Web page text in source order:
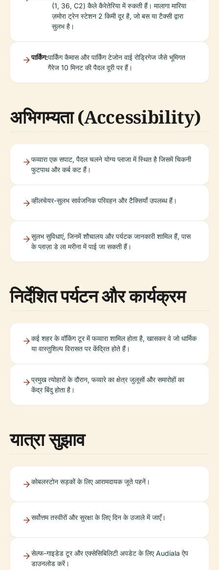
(1, 36, C2) कैले कैरेतेरिया में रुकती हैं। मालागा मारिया
ज़मोरा ट्रेन स्टेशन 2 किमी दूर है, जो बस या टैक्सी द्वारा
सुलभ है।
पार्किंग:पार्किंग कैमास और पार्किंग टेजोन वाई रोड्रिगेज जैसे भूमिगत
गैरेज 10 मिनट की पैदल दूरी पर हैं।
अभिगम्यता (Accessibility)
फव्वारा एक सपाट, पैदल चलने योग्य प्लाजा में स्थित है जिसमें चिकनी
फुटपाथ और कर्ब कट हैं।
व्हीलचेयर-सुलभ सार्वजनिक परिवहन और टैक्सियाँ उपलब्ध हैं।
सुलभ सुविधाएं, जिनमें शौचालय और पर्यटक जानकारी शामिल हैं, पास
के प्लाज़ा डे ला मरीना में पाई जा सकती हैं।
निर्देशित पर्यटन और कार्यक्रम
कई शहर के वॉकिंग टूर में फव्वारा शामिल होता है, खासकर वे जो धार्मिक
या वास्तुशिल्प विरासत पर केंद्रित होते हैं।
प्रमुख त्योहारों के दौरान, फव्वारे का क्षेत्र जुलूसों और समारोहों का
केंद्र बिंदु होता है।
यात्रा सुझाव
कोबलस्टोन सड़कों के लिए आरामदायक जूते पहनें।
सर्वोत्तम तस्वीरों और सुरक्षा के लिए दिन के उजाले में जाएँ।
सेल्फ-गाइडेड टूर और एक्सेसिबिलिटी अपडेट के लिए Audiala ऐप
डाउनलोड करें।